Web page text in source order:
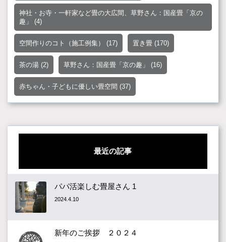
神社・お寺・一軒家など畳の大広間、草野さん：国産畳「京の
趣」
(4)
空間作りのコト（施工例集） (17) 置き畳 (170)
茶の湯 (2) 草野さん：国産畳「京の趣」 (16)
赤ちゃん・子どもに優しい畳空間 (37)
最近の記事
パパ活楽しむ畳屋さん 1
2024.4.10
新年のご挨拶 ２０２４